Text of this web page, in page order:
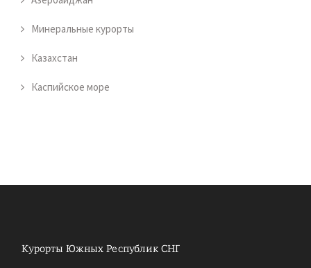
Минеральные курорты
Казахстан
Каспийское море